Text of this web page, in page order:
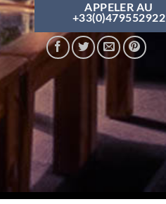
APPELER AU
+33(0)479552922